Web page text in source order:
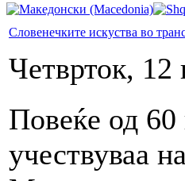
Словенечките искуства во
Четврток,
Повеќе од 60
учествуваа